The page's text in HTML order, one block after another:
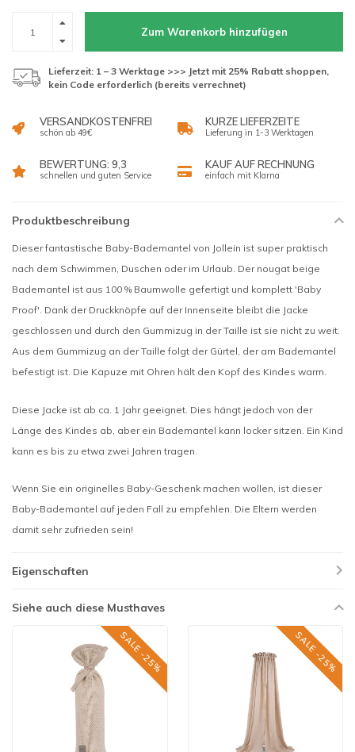
Zum Warenkorb hinzufügen
Lieferzeit: 1 – 3 Werktage >>> Jetzt mit 25% Rabatt shoppen,
kein Code erforderlich (bereits verrechnet)
VERSANDKOSTENFREI
schön ab 49€
KURZE LIEFERZEITE
Lieferung in 1-3 Werktagen
BEWERTUNG: 9,3
schnellen und guten Service
KAUF AUF RECHNUNG
einfach mit Klarna
Produktbeschreibung
Dieser fantastische Baby-Bademantel von Jollein ist super praktisch
nach dem Schwimmen, Duschen oder im Urlaub. Der nougat beige
Bademantel ist aus 100 % Baumwolle gefertigt und komplett 'Baby
Proof'. Dank der Druckknöpfe auf der Innenseite bleibt die Jacke
geschlossen und durch den Gummizug in der Taille ist sie nicht zu weit.
Aus dem Gummizug an der Taille folgt der Gürtel, der am Bademantel
befestigt ist. Die Kapuze mit Ohren hält den Kopf des Kindes warm.
Diese Jacke ist ab ca. 1 Jahr geeignet. Dies hängt jedoch von der
Länge des Kindes ab, aber ein Bademantel kann locker sitzen. Ein Kind
kann es bis zu etwa zwei Jahren tragen.
Wenn Sie ein originelles Baby-Geschenk machen wollen, ist dieser
Baby-Bademantel auf jeden Fall zu empfehlen. Die Eltern werden
damit sehr zufrieden sein!
Eigenschaften
Siehe auch diese Musthaves
SALE -25% SALE -25%